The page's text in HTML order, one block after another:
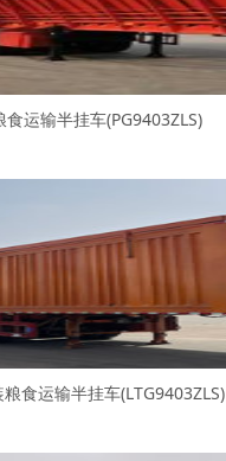
运输半挂车(PG9403ZLS)
食运输半挂车(LTG9403ZLS)